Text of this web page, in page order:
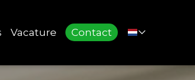
Vacature Contact